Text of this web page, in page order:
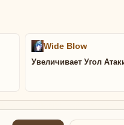
Wide Blow
Увеличивает Угол